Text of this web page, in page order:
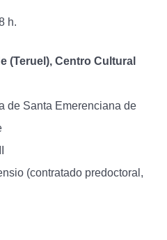
h.
(Teruel), Centro Cultural
de Santa Emerenciana de
(contratado predoctoral,